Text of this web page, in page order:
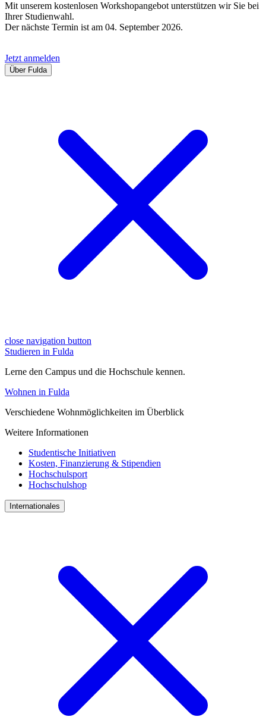
Mit unserem kostenlosen Workshopangebot unterstützen wir Sie bei
Ihrer Studienwahl.
Der nächste Termin ist am 04. September 2026.
Jetzt anmelden
Über Fulda
close navigation button
Studieren in Fulda
Lerne den Campus und die Hochschule kennen.
Wohnen in Fulda
Verschiedene Wohnmöglichkeiten im Überblick
Weitere Informationen
Studentische Initiativen
Kosten, Finanzierung & Stipendien
Hochschulsport
Hochschulshop
Internationales